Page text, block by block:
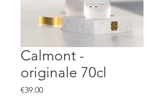
Calmont -
originale 70cl
€39.00Price